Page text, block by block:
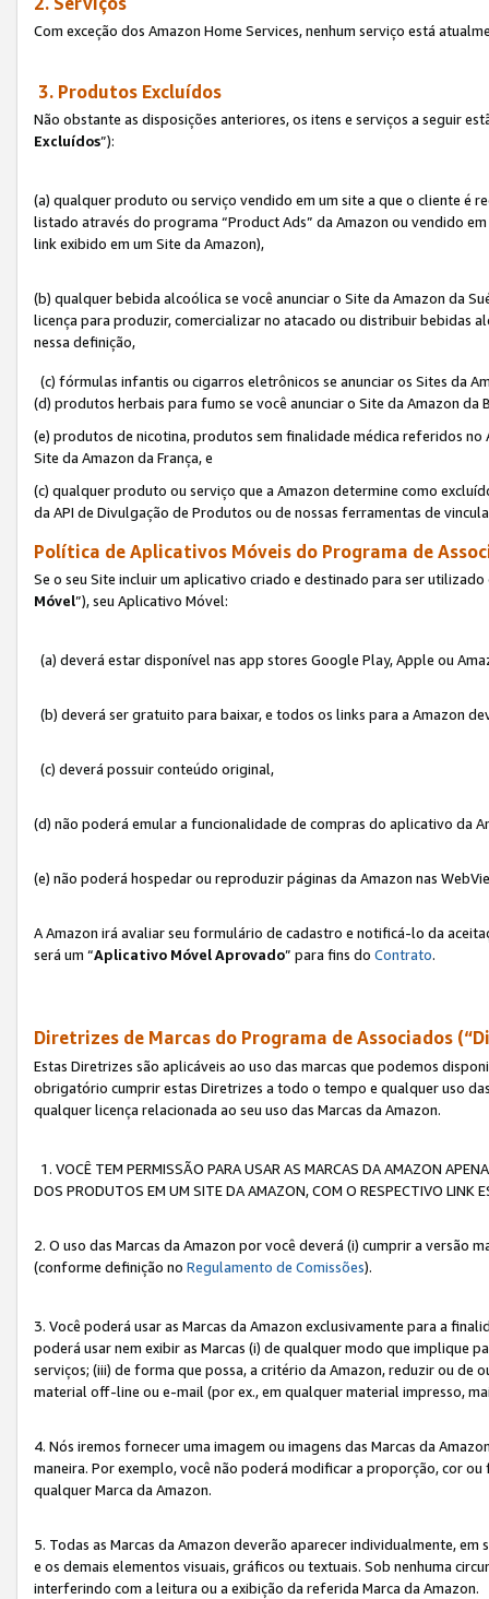
Com exceção dos Amazon Home Services, nenhum serviço está
3. Produtos Excluídos
Não obstante as disposições anteriores, os itens e serviços a seguir
Excluídos”):
(a) qualquer produto ou serviço vendido em um site a que o cliente é
listado através do programa “Product Ads” da Amazon ou vendido
link exibido em um Site da Amazon),
(b) qualquer bebida alcoólica se você anunciar o Site da Amazon da
licença para produzir, comercializar no atacado ou distribuir bebidas
nessa definição,
(c) fórmulas infantis ou cigarros eletrônicos se anunciar os Sites da
(d) produtos herbais para fumo se você anunciar o Site da Amazon da
(e) produtos de nicotina, produtos sem finalidade médica referidos no
Site da Amazon da França, e
(c) qualquer produto ou serviço que a Amazon determine como
da API de Divulgação de Produtos ou de nossas ferramentas de
Política de Aplicativos Móveis do Programa de
Se o seu Site incluir um aplicativo criado e destinado para ser
Móvel”), seu Aplicativo Móvel:
(a) deverá estar disponível nas app stores Google Play, Apple ou
(b) deverá ser gratuito para baixar, e todos os links para a Amazon
(c) deverá possuir conteúdo original,
(d) não poderá emular a funcionalidade de compras do aplicativo da
(e) não poderá hospedar ou reproduzir páginas da Amazon nas
A Amazon irá avaliar seu formulário de cadastro e notificá-lo da
será um “Aplicativo Móvel Aprovado” para fins do Contrato.
Diretrizes de Marcas do Programa de Associados
Estas Diretrizes são aplicáveis ao uso das marcas que podemos
obrigatório cumprir estas Diretrizes a todo o tempo e qualquer uso
qualquer licença relacionada ao seu uso das Marcas da Amazon.
1. VOCÊ TEM PERMISSÃO PARA USAR AS MARCAS DA AMAZON
DOS PRODUTOS EM UM SITE DA AMAZON, COM O RESPECTIVO LINK
2. O uso das Marcas da Amazon por você deverá (i) cumprir a versão
(conforme definição no Regulamento de Comissões).
3. Você poderá usar as Marcas da Amazon exclusivamente para a
poderá usar nem exibir as Marcas (i) de qualquer modo que implique
serviços; (iii) de forma que possa, a critério da Amazon, reduzir ou de
material off-line ou e-mail (por ex., em qualquer material impresso,
4. Nós iremos fornecer uma imagem ou imagens das Marcas da
maneira. Por exemplo, você não poderá modificar a proporção, cor
qualquer Marca da Amazon.
5. Todas as Marcas da Amazon deverão aparecer individualmente,
e os demais elementos visuais, gráficos ou textuais. Sob nenhuma
interferindo com a leitura ou a exibição da referida Marca da Amazon.